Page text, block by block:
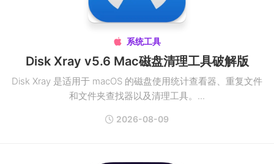
 系统工具
Disk Xray v5.6 Mac磁盘清理工具破解版
Disk Xray 是适用于 macOS 的磁盘使用统计查看器、重复文件
和文件夹查找器以及清理工具。...
2026-08-09